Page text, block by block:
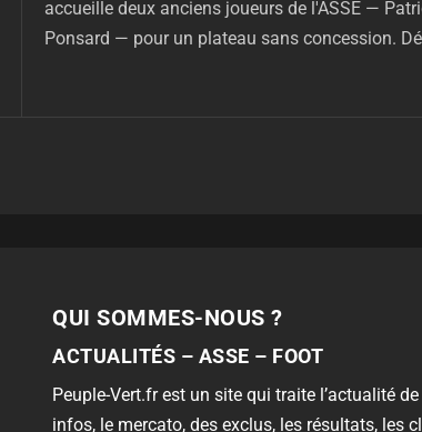
accueille deux anciens joueurs de l'ASSE —
Ponsard — pour un plateau sans concession.
QUI SOMMES-NOUS ?
ACTUALITÉS – ASSE – FOOT
Peuple-Vert.fr est un site qui traite l’actualité de
infos, le mercato, des exclus, les résultats, les